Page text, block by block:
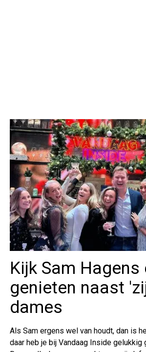
Kijk Sam Hagens
genieten naast
dames
Als Sam ergens wel van houdt, dan is
daar heb je bij Vandaag Inside gelukkig